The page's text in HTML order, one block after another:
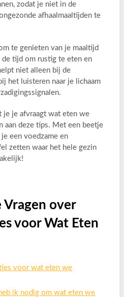
zodat je niet in de
afhaalmaaltijden te
te genieten van je maaltijd
tijd om rustig te eten en
niet alleen bij de
het luisteren naar je lichaam
je je afvraagt wat eten we
aan deze tips. Met een beetje
een voedzame en
zetten waar het hele gezin
Vragen over
voor Wat Eten
voor wat eten we
ik nodig om wat eten we